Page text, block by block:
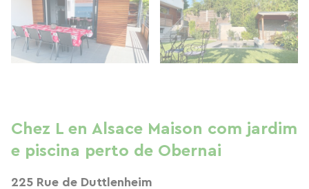
Chez L en Alsace Maison com jardim
e piscina perto de Obernai
225 Rue de Duttlenheim